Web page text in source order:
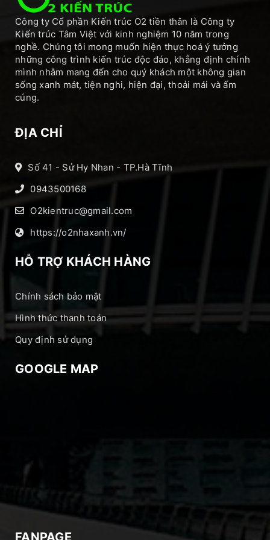
Công ty Cổ phần Kiến trúc O2 tiền thân là Công ty
Kiến trúc Tâm Việt với kinh nghiệm 10 năm trong
nghề. Chúng tôi mong muốn hiện thực hoá ý tưởng
những công trình kiến trúc độc đáo, khẳng định chính
mình nhằm mang đến cho quý khách một không gian
sống xanh mát, tiện nghi, hiện đại, thoải mái và ấm
cúng.
ĐỊA CHỈ
Số 41 - Sử Hy Nhan - TP.Hà Tĩnh
0943500168
O2kientruc@gmail.com
https://o2nhaxanh.vn/
HỖ TRỢ KHÁCH HÀNG
Chính sách bảo mật
Hình thức thanh toán
Quy định sử dụng
GOOGLE MAP